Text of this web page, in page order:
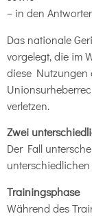
– in den
Das nationale
vorgelegt, die im
diese Nutzungen
verletzen.
Zwei
Der Fall
Trainingsphase
Während des